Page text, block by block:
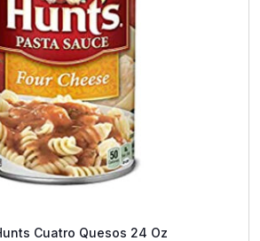
Cuatro Quesos 24 Oz